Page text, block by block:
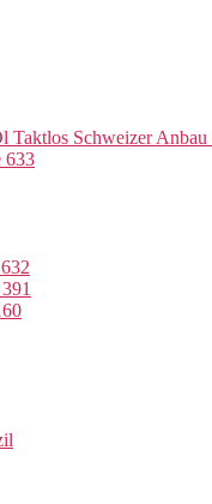
Taktlos Schweizer Anbau
633